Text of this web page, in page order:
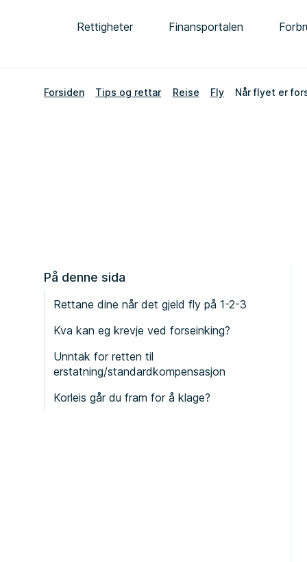
Rettigheter Finansportalen
Forsiden Tips og rettar Reise Fly Når flyet er
På denne sida
Rettane dine når det gjeld fly på 1-2-3
Kva kan eg krevje ved forseinking?
Unntak for retten til
erstatning/standardkompensasjon
Korleis går du fram for å klage?